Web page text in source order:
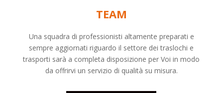
TEAM
Una squadra di professionisti altamente preparati e
sempre aggiornati riguardo il settore deitraslochi e
trasporti sarà a completa disposizione per Voi in modo
da offrirvi un servizio di qualità su misura.